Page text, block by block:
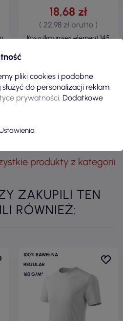
18,68 zł
( 22,98 zł brutto )
Koszulka unisex element 145
produkty z kategorii
ZAKUPILI TEN
RÓWNIEŻ:
100% BAWEŁNA
REGULAR
160 G/M²
pliki cookies i podobne
do personalizacji reklam.
prywatności . Dodatkowe